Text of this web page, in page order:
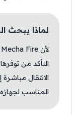
لماذا يبحث
التأكد من
الانتقال
المناسب